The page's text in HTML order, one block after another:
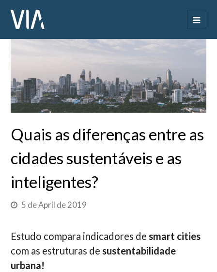
Quais as diferenças entre as
cidades sustentáveis e as
inteligentes?
5 de April de 2019
Estudo compara indicadores desmart cities
com as estruturas desustentabilidade
urbana!